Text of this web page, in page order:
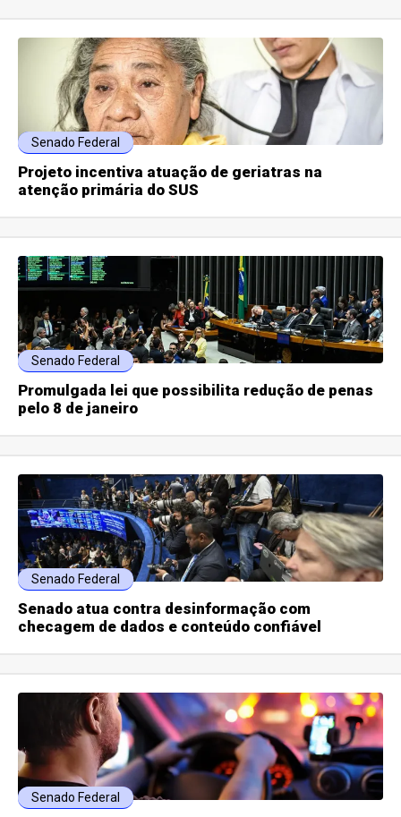
Senado Federal
Projeto incentiva atuação de geriatras na
atenção primária do SUS
Senado Federal
Promulgada lei que possibilita redução de penas
pelo 8 de janeiro
Senado Federal
Senado atua contra desinformação com
checagem de dados e conteúdo confiável
Senado Federal